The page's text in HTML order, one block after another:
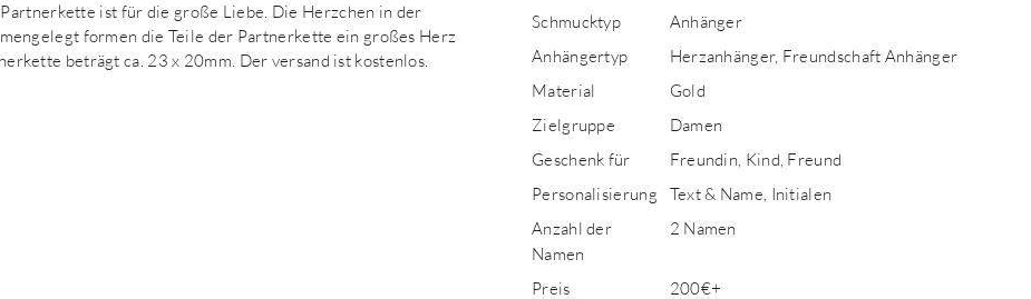
ist für die große Liebe. Die Herzchen in der
formen die Teile der Partnerkette ein großes Herz
beträgt ca. 23 x 20mm. Der versand ist kostenlos.
Schmucktyp
Anhänger
Anhängertyp
Herzanhänger, Freundschaft Anhänger
Material
Gold
Zielgruppe
Damen
Geschenk für
Freundin, Kind, Freund
Personalisierung
Text & Name, Initialen
Anzahl der
Namen
2 Namen
Preis
200€+